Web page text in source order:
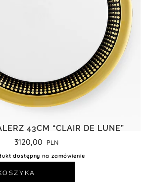
43CM “CLAIR DE LUNE”
3120,00
dostępny na zamówienie